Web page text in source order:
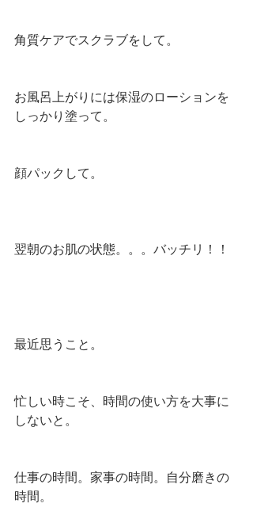
角質ケアでスクラブをして。
お風呂上がりには保湿のローションを
しっかり塗って。
顔パックして。
翌朝のお肌の状態。。。バッチリ！！
最近思うこと。
忙しい時こそ、時間の使い方を大事に
しないと。
仕事の時間。家事の時間。自分磨きの
時間。